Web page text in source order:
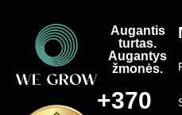
Augantis
turtas.
Augantys
žmonės.
+370